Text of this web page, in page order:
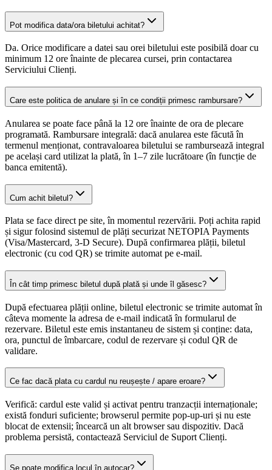
Pot modifica data/ora biletului achitat?
Da. Orice modificare a datei sau orei biletului este posibilă doar cu
minimum 12 ore înainte de plecarea cursei, prin contactarea
Serviciului Clienți.
Care este politica de anulare și în ce condiții primesc rambursare?
Anularea se poate face până la 12 ore înainte de ora de plecare
programată. Rambursare integrală: dacă anularea este făcută în
termenul menționat, contravaloarea biletului se rambursează integral
pe același card utilizat la plată, în 1–7 zile lucrătoare (în funcție de
banca emitentă).
Cum achit biletul?
Plata se face direct pe site, în momentul rezervării. Poți achita rapid
și sigur folosind sistemul de plăți securizat NETOPIA Payments
(Visa/Mastercard, 3-D Secure). După confirmarea plății, biletul
electronic (cu cod QR) se trimite automat pe e-mail.
În cât timp primesc biletul după plată și unde îl găsesc?
După efectuarea plății online, biletul electronic se trimite automat în
câteva momente la adresa de e-mail indicată în formularul de
rezervare. Biletul este emis instantaneu de sistem și conține: data,
ora, punctul de îmbarcare, codul de rezervare și codul QR de
validare.
Ce fac dacă plata cu cardul nu reușește / apare eroare?
Verifică: cardul este valid și activat pentru tranzacții internaționale;
există fonduri suficiente; browserul permite pop-up-uri și nu este
blocat de extensii; încearcă un alt browser sau dispozitiv. Dacă
problema persistă, contactează Serviciul de Suport Clienți.
Se poate modifica locul în autocar?